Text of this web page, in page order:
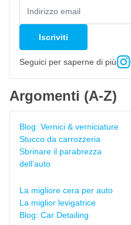
Iscriviti
Seguici per saperne di più
Argomenti (A-Z)
Blog: Vernici & verniciature
Stucco da carrozzeria
Sbrinare il parabrezza
dell’auto
La migliore cera per auto
La miglior levigatrice
Blog: Car Detailing